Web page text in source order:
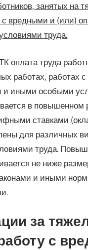
занятых на
с вредными и (или)
труда.
оплата труда
работах, работах
и иными особыми
в повышенном
ставками
для различных
труда.
не ниже
и иными
за
с